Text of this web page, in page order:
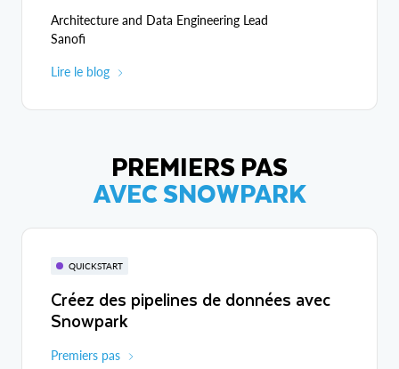
Architecture and Data Engineering Lead
Sanofi
Lire le blog
PREMIERS PAS
AVEC SNOWPARK
QUICKSTART
Créez des pipelines de données avec
Snowpark
Premiers pas